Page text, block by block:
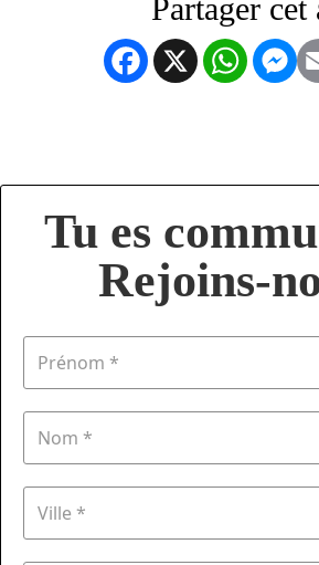
Facebook
X
Tu es
Rejoins-